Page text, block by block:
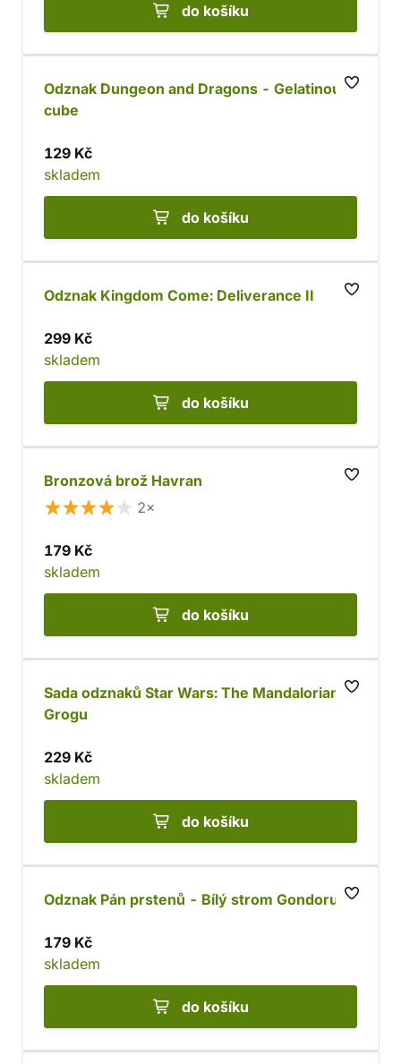
do košíku
Odznak Dungeon and Dragons - Gelatinous
cube
129 Kč
skladem
do košíku
Odznak Kingdom Come: Deliverance II
299 Kč
skladem
do košíku
Bronzová brož Havran
2×
179 Kč
skladem
do košíku
Sada odznaků Star Wars: The Mandalorian -
Grogu
229 Kč
skladem
do košíku
Odznak Pán prstenů - Bílý strom Gondoru
179 Kč
skladem
do košíku